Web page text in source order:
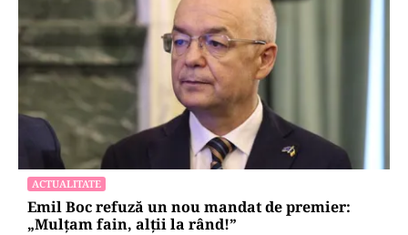
ACTUALITATE
Emil Boc refuză un nou mandat de premier:
„Mulțam fain, alții la rând!”